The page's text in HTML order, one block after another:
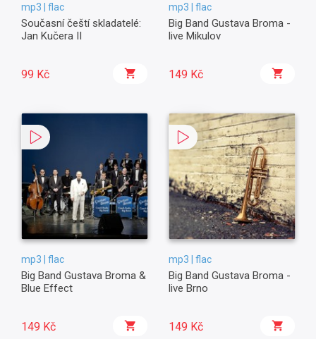
mp3 | flac
Současní čeští skladatelé:
Jan Kučera II
99 Kč
mp3 | flac
Big Band Gustava Broma -
live Mikulov
149 Kč
mp3 | flac
Big Band Gustava Broma &
Blue Effect
149 Kč
mp3 | flac
Big Band Gustava Broma -
live Brno
149 Kč